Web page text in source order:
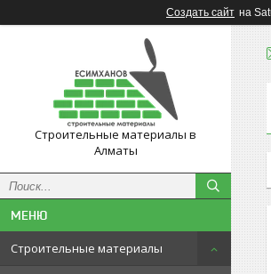
Создать сайт на
Строительные материалы в
Алматы
Строительные материалы